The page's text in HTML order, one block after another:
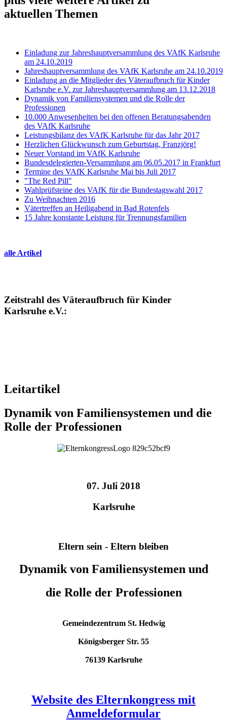
aktuellen Themen
Einladung zur Jahreshauptversammlung des VAfK Karlsruhe
am 24.10.2019
Jahreshauptversammlung des VAfK Karlsruhe am 24.10.2019
Einladung an die Mitglieder des Väteraufbruch für Kinder
Karlsruhe e.V. zur Jahreshauptversammlung am 13.12.2018
Dynamik von Familiensystemen und die Rolle der
Professionen
10.000 Anwesenheiten bei den offenen Beratungsabenden
des VAfK Karlsruhe
Leistungsbilanz des VAfK Karlsruhe für das Jahr 2017
Herzlichen Glückwunsch zum Geburtstag, Franzjörg!
Neuer Vorstand im VAfK Karlsruhe
Bundesdelegierten-Versammlung am 06.05.2017 in Frankfurt
Termine des VAfK Karlsruhe Mai bis Juli 2017
"The Red Pill"
Wahlprüfsteine des VAfK für die Bundestagswahl 2017
Zu Weihnachten 2016
Vätertreffen an Heiligabend in Bad Rotenfels
15 Jahre konstante Leistung für Trennungsfamilien
alle Artikel
Zeitstrahl des Väteraufbruch für Kinder
Karlsruhe e.V.:
Leitartikel
Dynamik von Familiensystemen und die
Rolle der Professionen
07. Juli 2018
Karlsruhe
Eltern sein - Eltern bleiben
Dynamik von Familiensystemen und
die Rolle der Professionen
Gemeindezentrum St. Hedwig
Königsberger Str. 55
76139 Karlsruhe
Website des Elternkongress mit
Anmeldeformular